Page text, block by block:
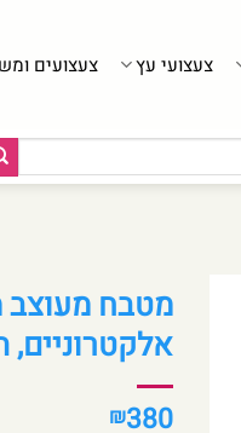
צעצועי עץ צעצועים
מטבח מעוצב
אלקטרוניים,
₪380